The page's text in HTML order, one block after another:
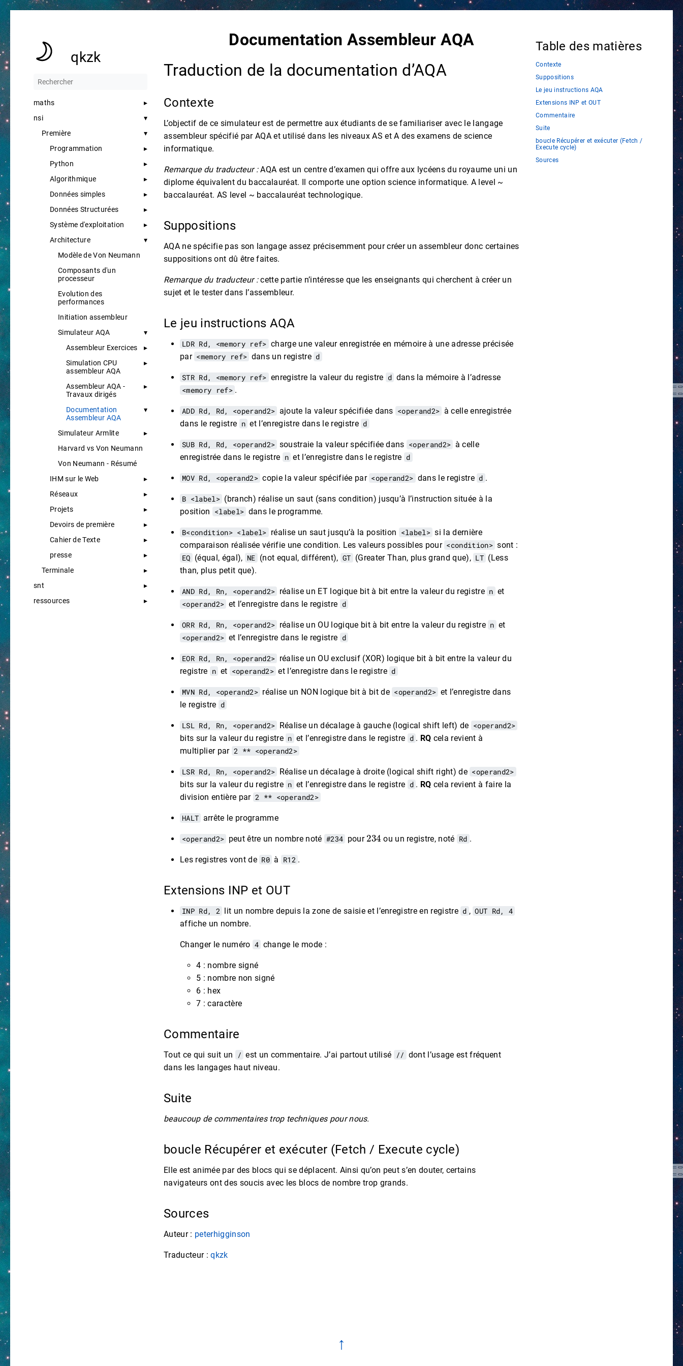
Documentation Assembleur AQA
qkzk
maths
nsi
Première
Programmation
Python
Algorithmique
Données simples
Données Structurées
Système d'exploitation
Architecture
Modèle de Von Neumann
Composants d'un
processeur
Evolution des
performances
Initiation assembleur
Simulateur AQA
Assembleur Exercices
Simulation CPU
assembleur AQA
Assembleur AQA -
Travaux dirigés
Documentation
Assembleur AQA
Simulateur Armlite
Harvard vs Von Neumann
Von Neumann - Résumé
IHM sur le Web
Réseaux
Projets
Devoirs de première
Cahier de Texte
presse
Terminale
snt
ressources
Traduction de la documentation d’AQA
Contexte
L’objectif de ce simulateur est de permettre aux étudiants de se familiariser avec le langage
assembleur spécifié par AQA et utilisé dans les niveaux AS et A des examens de science
informatique.
Remarque du traducteur :AQA est un centre d’examen qui offre aux lycéens du royaume uni un
diplome équivalent du baccalauréat. Il comporte une option science informatique. A level ~
baccalauréat. AS level ~ baccalauréat technologique.
Suppositions
AQA ne spécifie pas son langage assez précisemment pour créer un assembleur donc certaines
suppositions ont dû être faites.
Remarque du traducteur :cette partie n’intéresse que les enseignants qui cherchent à créer un
sujet et le tester dans l’assembleur.
Le jeu instructions AQA
LDR Rd, <memory ref> charge une valeur enregistrée en mémoire à une adresse précisée
par <memory ref> dans un registre d
STR Rd, <memory ref> enregistre la valeur du registre d dans la mémoire à l’adresse
<memory ref> .
ADD Rd, Rd, <operand2> ajoute la valeur spécifiée dans <operand2> à celle enregistrée
dans le registre n et l’enregistre dans le registre d
SUB Rd, Rd, <operand2> soustraie la valeur spécifiée dans <operand2> à celle
enregistrée dans le registre n et l’enregistre dans le registre d
MOV Rd, <operand2> copie la valeur spécifiée par <operand2> dans le registre d .
B <label> (branch) réalise un saut (sans condition) jusqu’à l’instruction située à la
position <label> dans le programme.
B<condition> <label> réalise un saut jusqu’à la position <label> si la dernière
comparaison réalisée vérifie une condition. Les valeurs possibles pour <condition> sont :
EQ (équal, égal), NE (not equal, différent), GT (Greater Than, plus grand que), LT (Less
than, plus petit que).
AND Rd, Rn, <operand2> réalise un ET logique bit à bit entre la valeur du registre n et
<operand2> et l’enregistre dans le registre d
ORR Rd, Rn, <operand2> réalise un OU logique bit à bit entre la valeur du registre n et
<operand2> et l’enregistre dans le registre d
EOR Rd, Rn, <operand2> réalise un OU exclusif (XOR) logique bit à bit entre la valeur du
registre n et <operand2> et l’enregistre dans le registre d
MVN Rd, <operand2> réalise un NON logique bit à bit de <operand2> et l’enregistre dans
le registre d
LSL Rd, Rn, <operand2> Réalise un décalage à gauche (logical shift left) de <operand2>
bits sur la valeur du registre n et l’enregistre dans le registre d . RQ cela revient à
multiplier par 2 ** <operand2>
LSR Rd, Rn, <operand2> Réalise un décalage à droite (logical shift right) de <operand2>
bits sur la valeur du registre n et l’enregistre dans le registre d . RQ cela revient à faire la
division entière par 2 ** <operand2>
HALT arrête le programme
<operand2> peut être un nombre noté #234 pour
234
ou un registre, noté Rd .
Les registres vont de R0 à R12 .
Extensions INP et OUT
INP Rd, 2 lit un nombre depuis la zone de saisie et l’enregistre en registre d , OUT Rd, 4
affiche un nombre.
Changer le numéro 4 change le mode :
4 : nombre signé
5 : nombre non signé
6 : hex
7 : caractère
Commentaire
Tout ce qui suit un / est un commentaire. J’ai partout utilisé // dont l’usage est fréquent
dans les langages haut niveau.
Suite
beaucoup de commentaires trop techniques pour nous.
boucle Récupérer et exécuter (Fetch / Execute cycle)
Elle est animée par des blocs qui se déplacent. Ainsi qu’on peut s’en douter, certains
navigateurs ont des soucis avec les blocs de nombre trop grands.
Sources
Auteur : peterhigginson
Traducteur :qkzk
↑
Table des matières
Contexte
Suppositions
Le jeu instructions AQA
Extensions INP et OUT
Commentaire
Suite
boucle Récupérer et exécuter (Fetch /
Execute cycle)
Sources